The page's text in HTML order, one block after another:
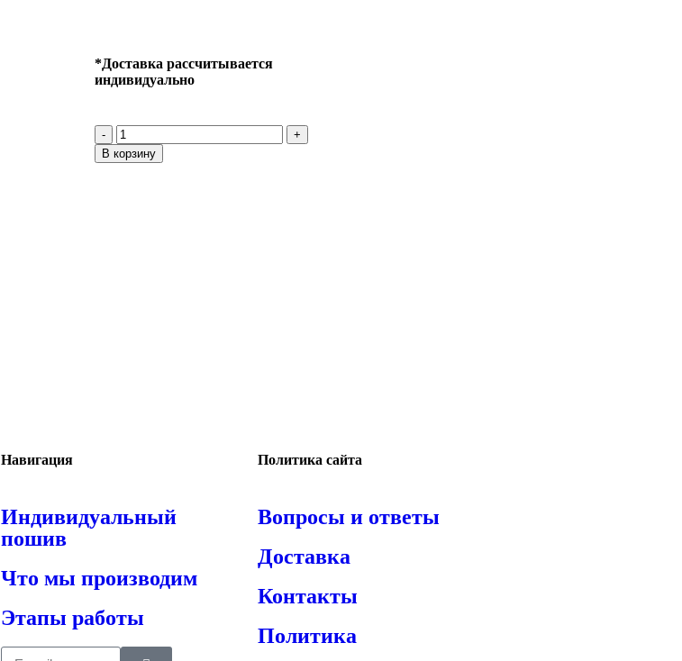
*Доставка рассчитывается
индивидуально
В корзину
Навигация
Индивидуальный
пошив
Что мы производим
Этапы работы
Политика сайта
Вопросы и ответы
Доставка
Контакты
Политика